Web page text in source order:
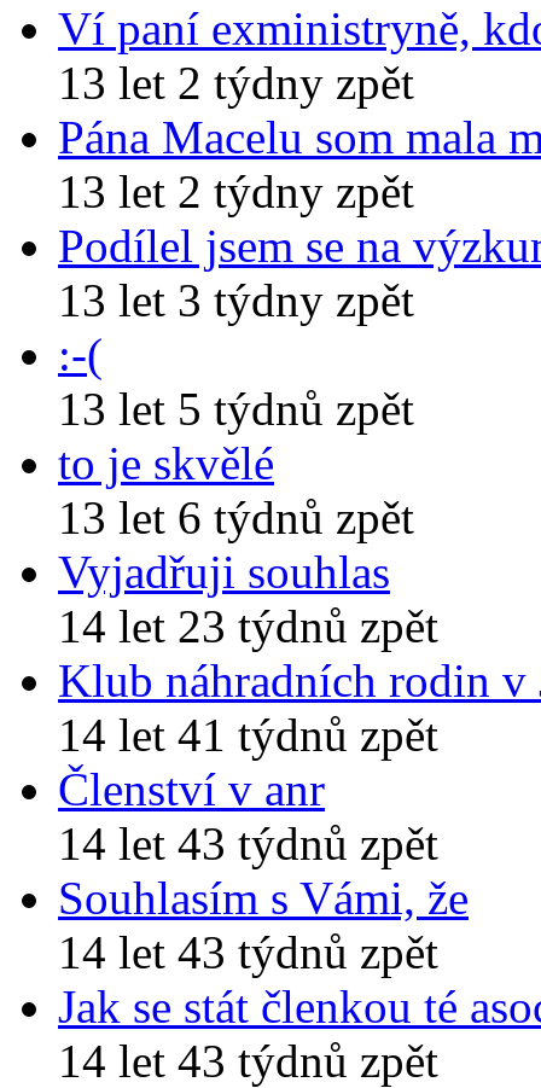
Ví paní exministryně,
13 let 2 týdny zpět
Pána Macelu som mala
13 let 2 týdny zpět
Podílel jsem se na
13 let 3 týdny zpět
:-(
13 let 5 týdnů zpět
to je skvělé
13 let 6 týdnů zpět
Vyjadřuji souhlas
14 let 23 týdnů zpět
Klub náhradních rodin v
14 let 41 týdnů zpět
Členství v anr
14 let 43 týdnů zpět
Souhlasím s Vámi, že
14 let 43 týdnů zpět
Jak se stát členkou té
14 let 43 týdnů zpět